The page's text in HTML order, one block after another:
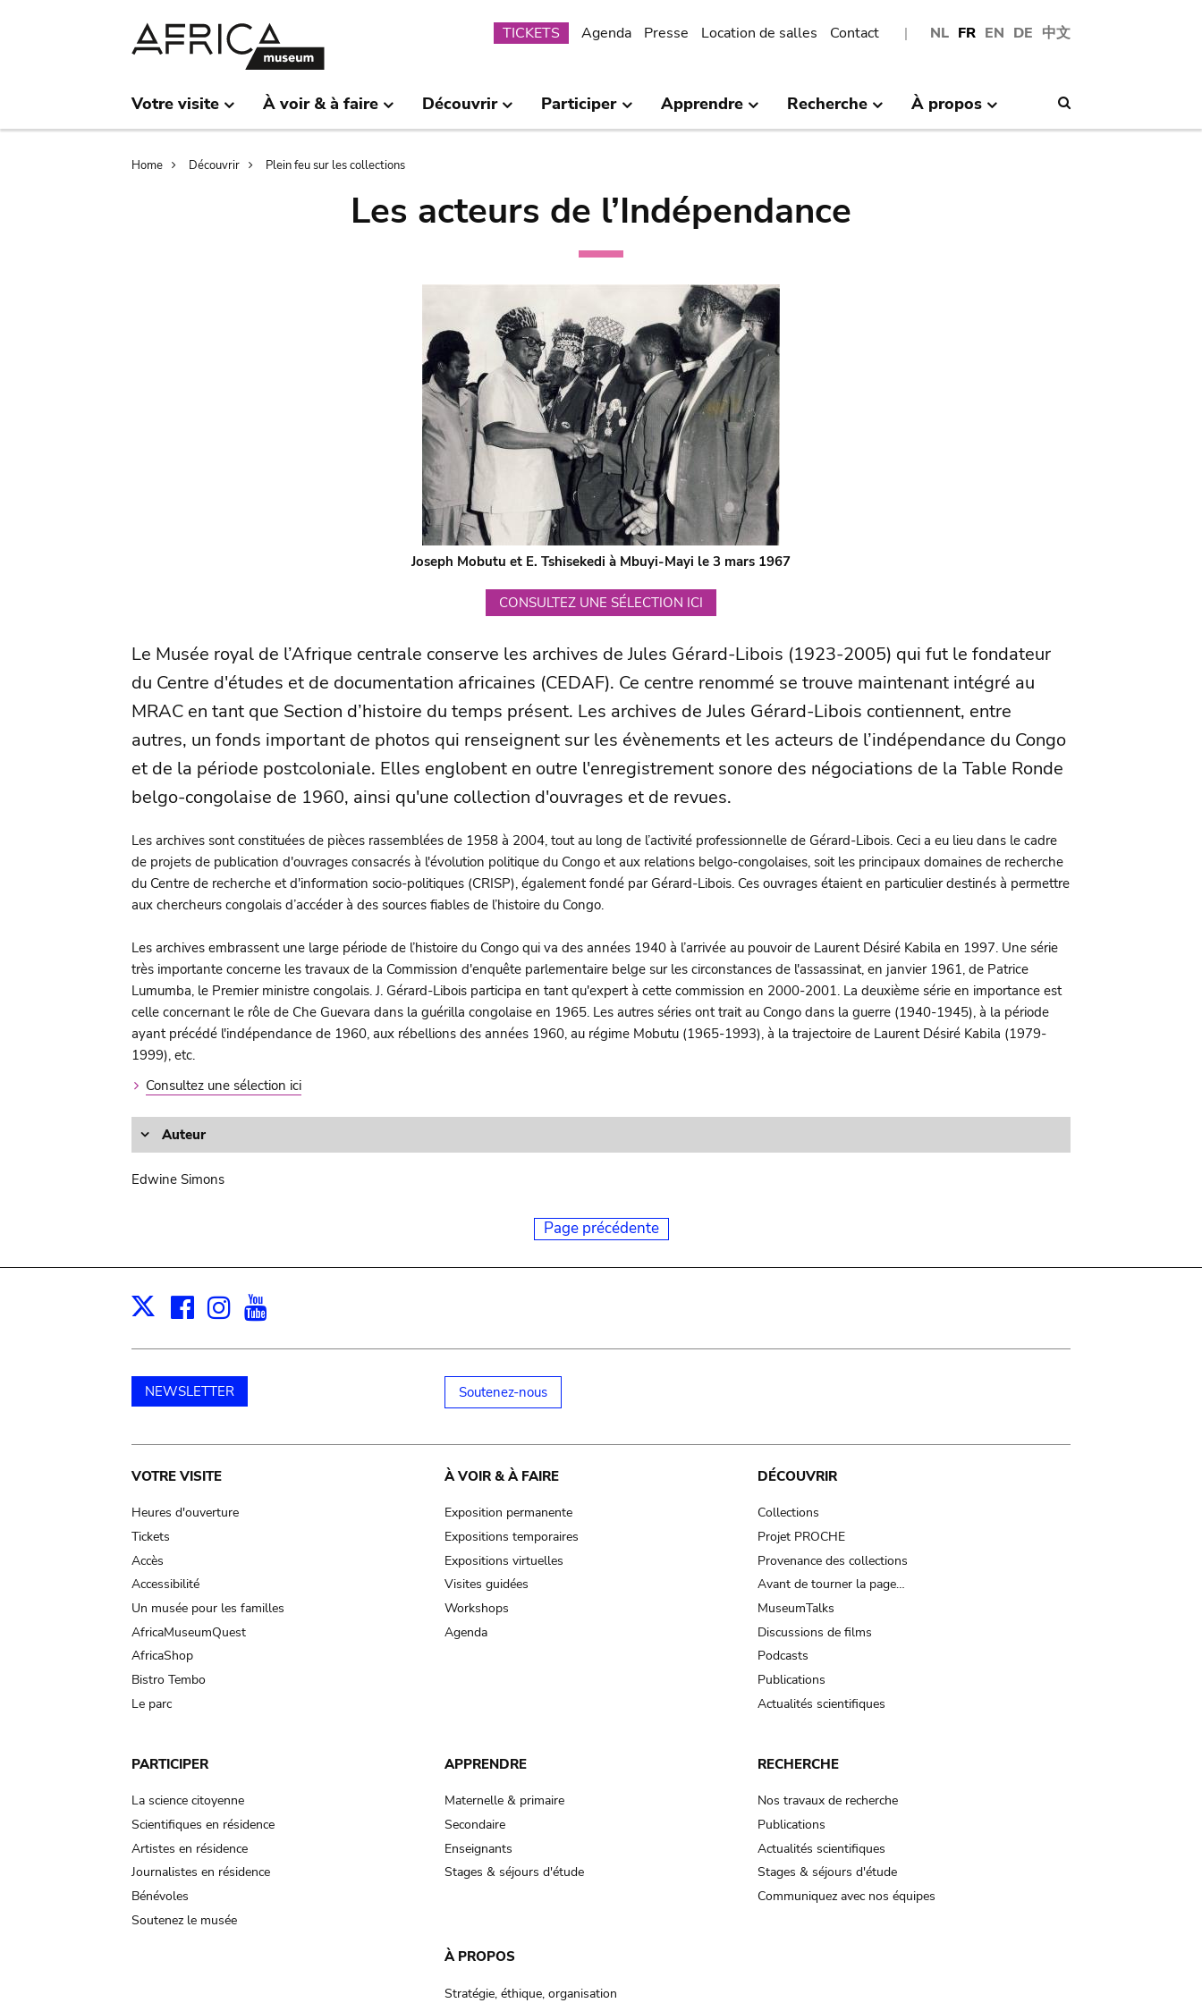
NL FR EN DE 中文
Submenu
TICKETS Agenda Presse Location de salles Contact
Votre visite À voir & à faire Découvrir Participer Apprendre Recherche À propos
Breadcrumb
Home Découvrir Plein feu sur les collections
Les acteurs de l’Indépendance
Joseph Mobutu et E. Tshisekedi à Mbuyi-Mayi le 3 mars 1967
CONSULTEZ UNE SÉLECTION ICI
Le Musée royal de l’Afrique centrale conserve les archives de Jules Gérard-Libois (1923-2005) qui fut le fondateur
du Centre d'études et de documentation africaines (CEDAF). Ce centre renommé se trouve maintenant intégré au
MRAC en tant que Section d’histoire du temps présent. Les archives de Jules Gérard-Libois contiennent, entre
autres, un fonds important de photos qui renseignent sur les évènements et les acteurs de l’indépendance du Congo
et de la période postcoloniale. Elles englobent en outre l'enregistrement sonore des négociations de la Table Ronde
belgo-congolaise de 1960, ainsi qu'une collection d'ouvrages et de revues.
Les archives sont constituées de pièces rassemblées de 1958 à 2004, tout au long de l’activité professionnelle de Gérard-Libois. Ceci a eu lieu dans le cadre
de projets de publication d'ouvrages consacrés à l'évolution politique du Congo et aux relations belgo-congolaises, soit les principaux domaines de recherche
du Centre de recherche et d'information socio-politiques (CRISP), également fondé par Gérard-Libois. Ces ouvrages étaient en particulier destinés à permettre
aux chercheurs congolais d’accéder à des sources fiables de l’histoire du Congo.
Les archives embrassent une large période de l’histoire du Congo qui va des années 1940 à l’arrivée au pouvoir de Laurent Désiré Kabila en 1997. Une série
très importante concerne les travaux de la Commission d'enquête parlementaire belge sur les circonstances de l'assassinat, en janvier 1961, de Patrice
Lumumba, le Premier ministre congolais. J. Gérard-Libois participa en tant qu'expert à cette commission en 2000-2001. La deuxième série en importance est
celle concernant le rôle de Che Guevara dans la guérilla congolaise en 1965. Les autres séries ont trait au Congo dans la guerre (1940-1945), à la période
ayant précédé l'indépendance de 1960, aux rébellions des années 1960, au régime Mobutu (1965-1993), à la trajectoire de Laurent Désiré Kabila (1979-
1999), etc.
Consultez une sélection ici
Auteur
Edwine Simons
Page précédente
X Facebook
Instagram
NEWSLETTER Soutenez-nous
Main
navigation
VOTRE VISITE
Heures d'ouverture
Tickets
Accès
Accessibilité
Un musée pour les familles
AfricaMuseumQuest
AfricaShop
Bistro Tembo
Le parc
À VOIR & À FAIRE
Exposition permanente
Expositions temporaires
Expositions virtuelles
Visites guidées
Workshops
Agenda
DÉCOUVRIR
Collections
Projet PROCHE
Provenance des collections
Avant de tourner la page…
MuseumTalks
Discussions de films
Podcasts
Publications
Actualités scientifiques
PARTICIPER
La science citoyenne
Scientifiques en résidence
Artistes en résidence
Journalistes en résidence
Bénévoles
Soutenez le musée
APPRENDRE
Maternelle & primaire
Secondaire
Enseignants
Stages & séjours d'étude
RECHERCHE
Nos travaux de recherche
Publications
Actualités scientifiques
Stages & séjours d'étude
Communiquez avec nos équipes
À PROPOS
Stratégie, éthique, organisation